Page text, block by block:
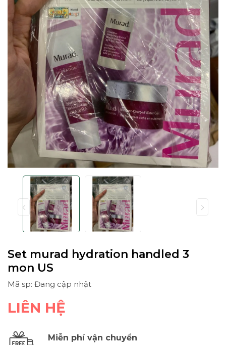
Set murad hydration handled 3
mon US
Mã sp: Đang cập nhật
LIÊN HỆ
Miễn phí vận chuyển